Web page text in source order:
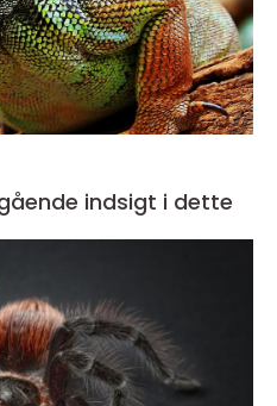
indsigt i dette